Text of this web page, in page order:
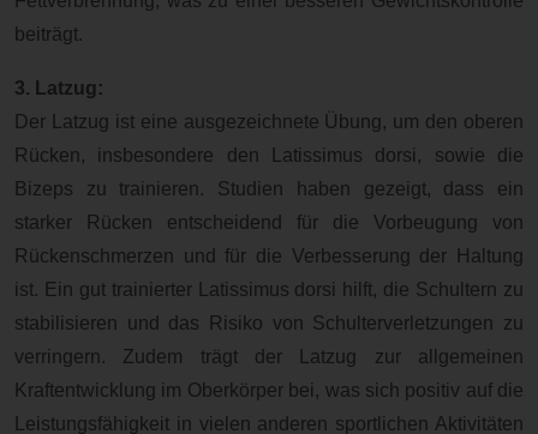
beiträgt.
3. Latzug:
Der Latzug ist eine ausgezeichnete Übung, um den oberen
Rücken, insbesondere den Latissimus dorsi, sowie die
Bizeps zu trainieren. Studien haben gezeigt, dass ein
starker Rücken entscheidend für die Vorbeugung von
Rückenschmerzen und für die Verbesserung der Haltung
ist. Ein gut trainierter Latissimus dorsi hilft, die Schultern zu
stabilisieren und das Risiko von Schulterverletzungen zu
verringern. Zudem trägt der Latzug zur allgemeinen
Kraftentwicklung im Oberkörper bei, was sich positiv auf die
Leistungsfähigkeit in vielen anderen sportlichen Aktivitäten